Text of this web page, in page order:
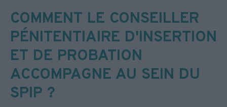
COMMENT LE CONSEILLER
PÉNITENTIAIRE D'INSERTION
ET DE PROBATION
ACCOMPAGNE AU SEIN DU
SPIP ?